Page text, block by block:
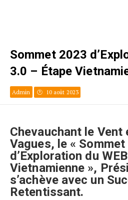
Sommet 2023
3.0 – Étape
Admin 10 août 2023
Chevauchant le Vent
Vagues, le «
d’Exploration du
Vietnamienne »,
s’achève avec un
Retentissant.